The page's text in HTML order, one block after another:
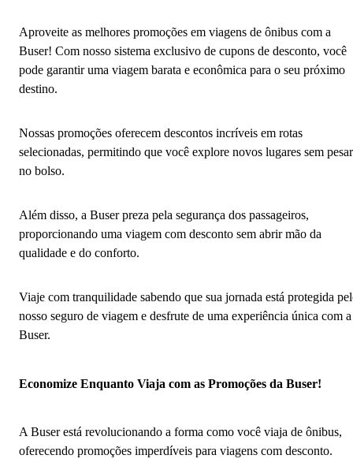
Aproveite as melhores promoções em viagens de ônibus com a
Buser! Com nosso sistema exclusivo de cupons de desconto, você
pode garantir uma viagem barata e econômica para o seu próximo
destino.
Nossas promoções oferecem descontos incríveis em rotas
selecionadas, permitindo que você explore novos lugares sem pesar
no bolso.
Além disso, a Buser preza pela segurança dos passageiros,
proporcionando uma viagem com desconto sem abrir mão da
qualidade e do conforto.
Viaje com tranquilidade sabendo que sua jornada está protegida
nosso seguro de viagem e desfrute de uma experiência única com a
Buser.
Economize Enquanto Viaja com as Promoções da Buser!
A Buser está revolucionando a forma como você viaja de ônibus,
oferecendo promoções imperdíveis para viagens com desconto.